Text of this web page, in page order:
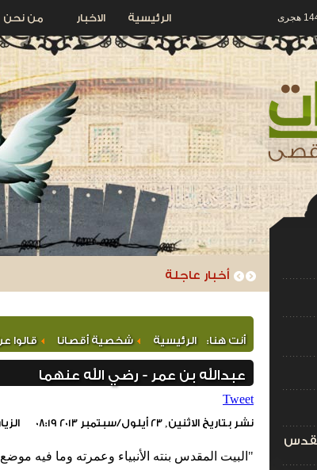
الرئيسية الاخبار من نحن
أخبار عاجلة
أنت هنا: الرئيسية شخصية أقصانا قالوا
عبدالله بن عمر - رضي الله عنهما
Tweet
نشر بتاريخ الاثنين, 23 أيلول/سبتمبر 2013 08:19
"البيت المقدس بنته الأنبياء وعمرته وما فيه